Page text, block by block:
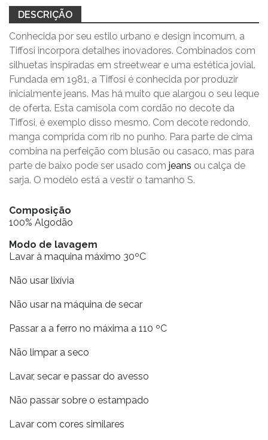
DESCRIÇÃO
Conhecida por seu estilo urbano e design incomum, a
Tiffosi incorpora detalhes inovadores. Combinados com
silhuetas inspiradas em streetwear e uma estética jovial.
Fundada em 1981, a Tiffosi é conhecida por produzir
inicialmente jeans. Mas há muito que alargou o seu leque
de oferta. Esta camisola com cordão no decote da
Tiffosi, é exemplo disso mesmo. Com decote redondo,
manga comprida com rib no punho. Para parte de cima
combina na perfeição com blusão ou casaco, mas para
parte de baixo pode ser usado com jeans ou calça de
sarja. O modelo está a vestir o tamanho S.
Composição
100% Algodão
Modo de lavagem
Lavar à maquina máximo 30ºC
Não usar lixívia
Não usar na máquina de secar
Passar a a ferro no máxima a 110 ºC
Não limpar a seco
Lavar, secar e passar do avesso
Não passar sobre o estampado
Lavar com cores similares